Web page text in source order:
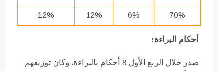
70%
6%
12%
12%
أحكام البراءة:
صدر خلال الربع الأول 8 أحكام بالبراءة، وكان توزيعهم